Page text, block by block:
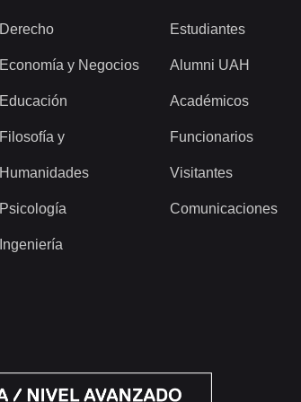
Derecho
Economía y Negocios
Educación
Filosofía y
Humanidades
Psicología
Ingeniería
Estudiantes
Alumni UAH
Académicos
Funcionarios
Visitantes
Comunicaciones